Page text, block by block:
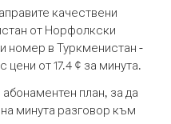
качествени
от Норфолкски
номер в Туркменистан -
от 17.4 ¢ за минута.
план, за да
минута разговор към